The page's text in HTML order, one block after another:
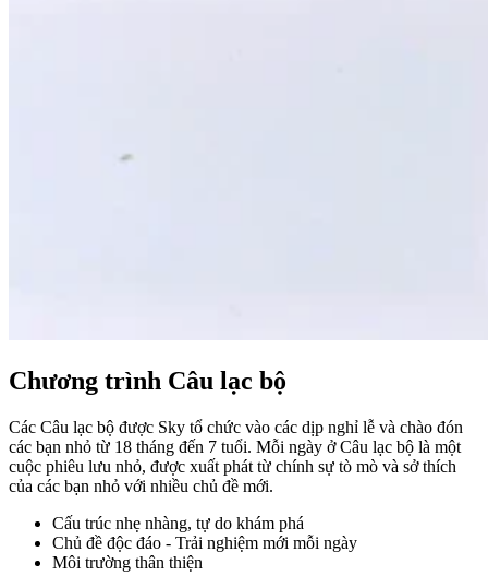
Chương trình Câu lạc bộ
Các Câu lạc bộ được Sky tổ chức vào các dịp nghỉ lễ và chào đón
các bạn nhỏ từ 18 tháng đến 7 tuổi. Mỗi ngày ở Câu lạc bộ là một
cuộc phiêu lưu nhỏ, được xuất phát từ chính sự tò mò và sở thích
của các bạn nhỏ với nhiều chủ đề mới.
Cấu trúc nhẹ nhàng, tự do khám phá
Chủ đề độc đáo - Trải nghiệm mới mỗi ngày
Môi trường thân thiện